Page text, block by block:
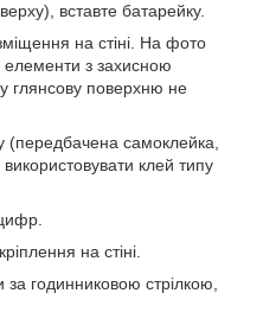
вставте батарейку.
на стіні. На фото
елементи з захисною
глянсову поверхню не
(передбачена самоклейка,
клей типу
на стіні.
за годинниковою стрілкою,